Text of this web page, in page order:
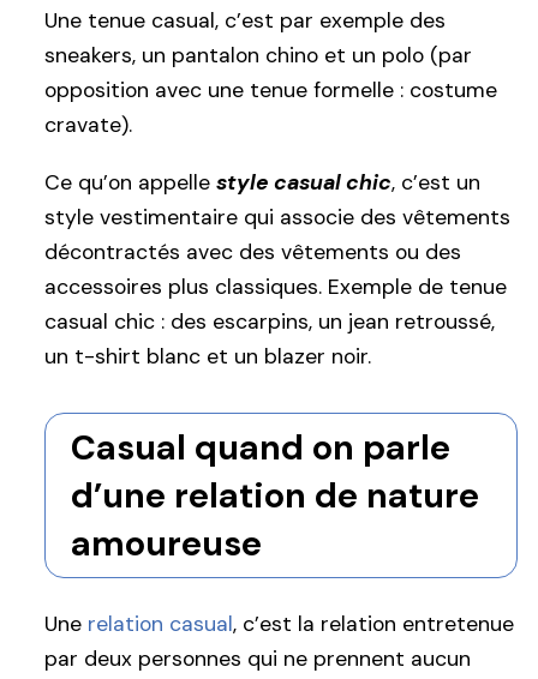
Une tenue casual, c’est par exemple des
sneakers, un pantalon chino et un polo (par
opposition avec une tenue formelle : costume
cravate).
Ce qu’on appelle style casual chic, c’est un
style vestimentaire qui associe des vêtements
décontractés avec des vêtements ou des
accessoires plus classiques. Exemple de tenue
casual chic : des escarpins, un jean retroussé,
un t-shirt blanc et un blazer noir.
Casual quand on parle
d’une relation de nature
amoureuse
Une relation casual, c’est la relation entretenue
par deux personnes qui ne prennent aucun